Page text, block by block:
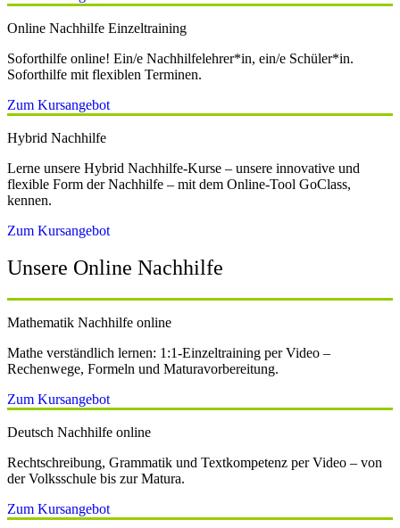
Online Nachhilfe Einzeltraining
Soforthilfe online! Ein/e Nachhilfelehrer*in, ein/e Schüler*in.
Soforthilfe mit flexiblen Terminen.
Zum Kursangebot
Hybrid Nachhilfe
Lerne unsere Hybrid Nachhilfe-Kurse – unsere innovative und
flexible Form der Nachhilfe – mit dem Online-Tool GoClass,
kennen.
Zum Kursangebot
Unsere Online Nachhilfe
Mathematik Nachhilfe online
Mathe verständlich lernen: 1:1-Einzeltraining per Video –
Rechenwege, Formeln und Maturavorbereitung.
Zum Kursangebot
Deutsch Nachhilfe online
Rechtschreibung, Grammatik und Textkompetenz per Video – von
der Volksschule bis zur Matura.
Zum Kursangebot